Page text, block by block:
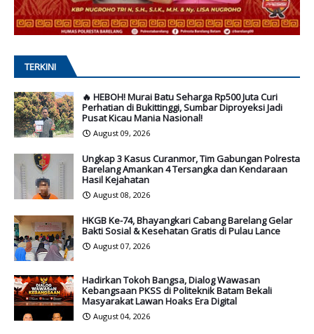
TERKINI
🔥 HEBOH! Murai Batu Seharga Rp500 Juta Curi
Perhatian di Bukittinggi, Sumbar Diproyeksi Jadi
Pusat Kicau Mania Nasional!
August 09, 2026
Ungkap 3 Kasus Curanmor, Tim Gabungan Polresta
Barelang Amankan 4 Tersangka dan Kendaraan
Hasil Kejahatan
August 08, 2026
HKGB Ke-74, Bhayangkari Cabang Barelang Gelar
Bakti Sosial & Kesehatan Gratis di Pulau Lance
August 07, 2026
Hadirkan Tokoh Bangsa, Dialog Wawasan
Kebangsaan PKSS di Politeknik Batam Bekali
Masyarakat Lawan Hoaks Era Digital
August 04, 2026